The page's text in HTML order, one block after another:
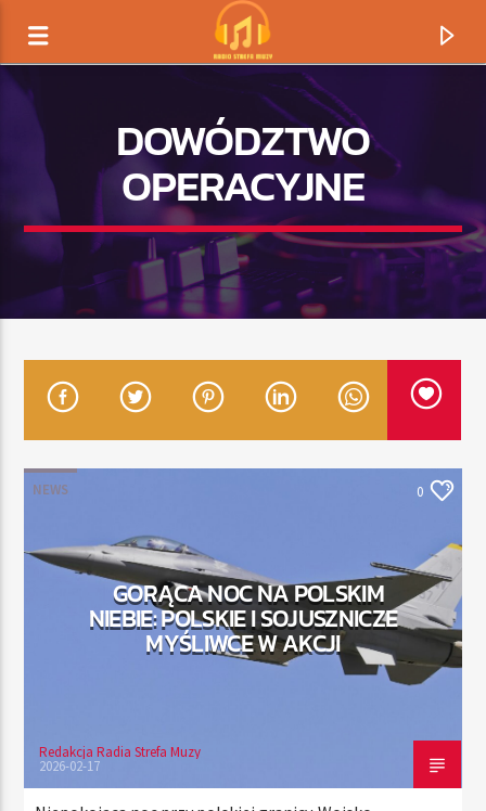
TERAZ GRAMY
TYTUŁ
ARTYSTA
TERAZ
RADIO STREFA MUZY
00:00 21:00
Radio Strefa Muzy
DOWÓDZTWO
OPERACYJNE
NEWS 0
GORĄCA NOC NA POLSKIM
NIEBIE: POLSKIE I SOJUSZNICZE
MYŚLIWCE W AKCJI
Redakcja Radia Strefa Muzy
2026-02-17